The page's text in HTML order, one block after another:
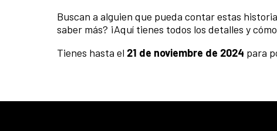
Buscan a alguien que pueda contar estas
saber más? ¡Aquí tienes todos los detalles y
Tienes hasta el 21 de noviembre de 2024 para